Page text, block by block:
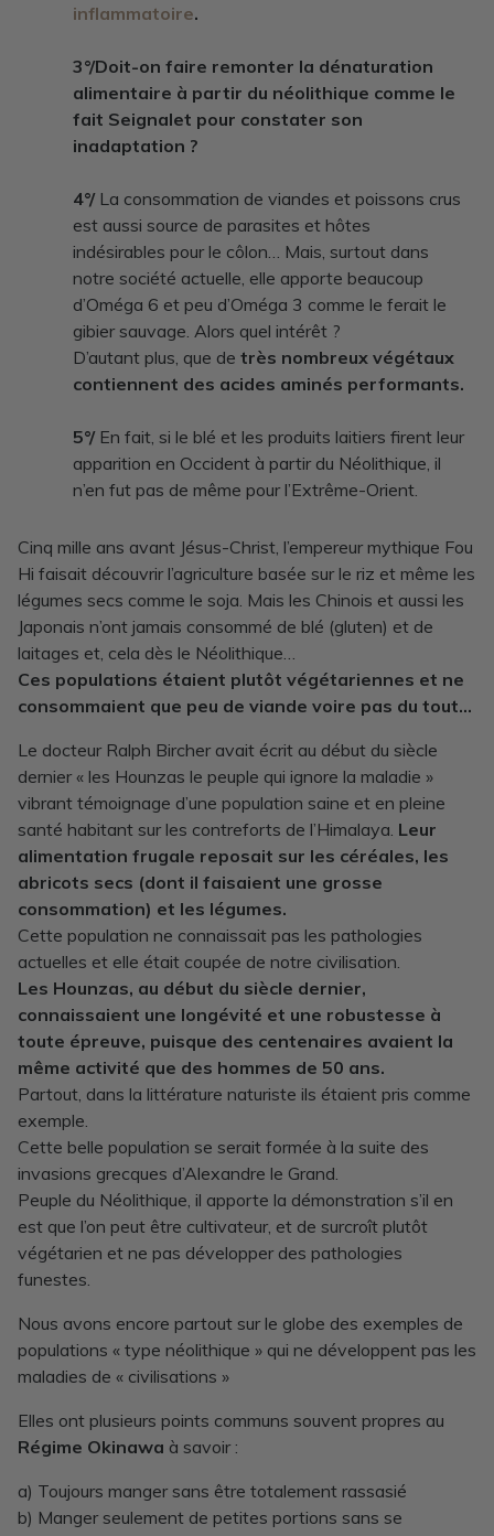
inflammatoire.
3°/Doit-on faire remonter la dénaturation
alimentaire à partir du néolithique comme le
fait Seignalet pour constater son
inadaptation ?
4°/La consommation de viandes et poissons crus
est aussi source de parasites et hôtes
indésirables pour le côlon… Mais, surtout dans
notre société actuelle, elle apporte beaucoup
d’Oméga 6 et peu d’Oméga 3 comme le ferait le
gibier sauvage. Alors quel intérêt ?
D’autant plus, que de très nombreux végétaux
contiennent des acides aminés performants.
5°/En fait, si le blé et les produits laitiers firent leur
apparition en Occident à partir du Néolithique, il
n’en fut pas de même pour l’Extrême-Orient.
Cinq mille ans avant Jésus-Christ, l’empereur mythique Fou
Hi faisait découvrir l’agriculture basée sur le riz et même les
légumes secs comme le soja. Mais les Chinois et aussi les
Japonais n’ont jamais consommé de blé (gluten) et de
laitages et, cela dès le Néolithique…
Ces populations étaient plutôt végétariennes et ne
consommaient que peu de viande voire pas du tout…
Le docteur Ralph Bircher avait écrit au début du siècle
dernier « les Hounzas le peuple qui ignore la maladie »
vibrant témoignage d’une population saine et en pleine
santé habitant sur les contreforts de l’Himalaya. Leur
alimentation frugale reposait sur les céréales, les
abricots secs (dont il faisaient une grosse
consommation) et les légumes.
Cette population ne connaissait pas les pathologies
actuelles et elle était coupée de notre civilisation.
Les Hounzas, au début du siècle dernier,
connaissaient une longévité et une robustesse à
toute épreuve, puisque des centenaires avaient la
même activité que des hommes de 50 ans.
Partout, dans la littérature naturiste ils étaient pris comme
exemple.
Cette belle population se serait formée à la suite des
invasions grecques d’Alexandre le Grand.
Peuple du Néolithique, il apporte la démonstration s’il en
est que l’on peut être cultivateur, et de surcroît plutôt
végétarien et ne pas développer des pathologies
funestes.
Nous avons encore partout sur le globe des exemples de
populations « type néolithique » qui ne développent pas les
maladies de « civilisations »
Elles ont plusieurs points communs souvent propres au
Régime Okinawa à savoir :
a) Toujours manger sans être totalement rassasié
b) Manger seulement de petites portions sans se